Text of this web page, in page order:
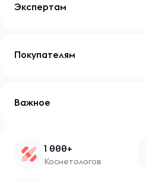
Экспертам
Покупателям
Важное
1 000+
Косметологов